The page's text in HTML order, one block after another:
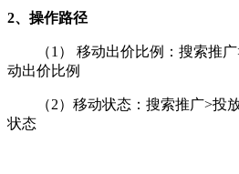
2、操作路径
（1） 移动出价比例：搜索推
动出价比例
（2）移动状态：搜索推广>投
状态